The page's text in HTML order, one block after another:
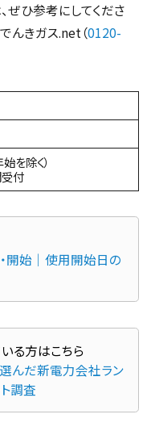
ひ参考にしてくださ
んきガス.net（0120-
を除く）
付
開始｜使用開始日の
んだ新電力会社ラン
調査